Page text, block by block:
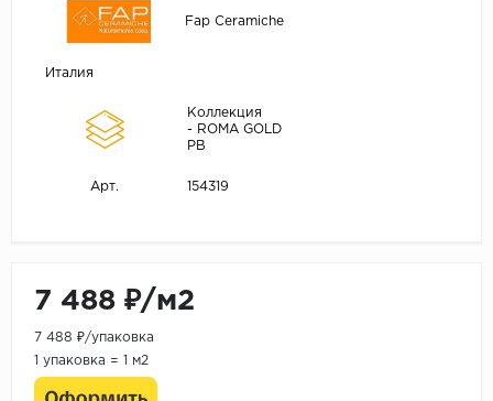
Fap Ceramiche
Италия
Коллекция
- ROMA GOLD
PB
Арт. 154319
7 488 ₽/м2
7 488 ₽/упаковка
1 упаковка = 1 м2